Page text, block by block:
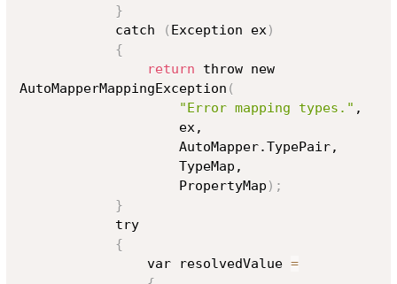
}
            catch
( Exception ex)
{
return throw new
AutoMapperMappingException (
"Error mapping types." ,
                    PropertyMap
) ;
}
{
                var resolvedValue
=